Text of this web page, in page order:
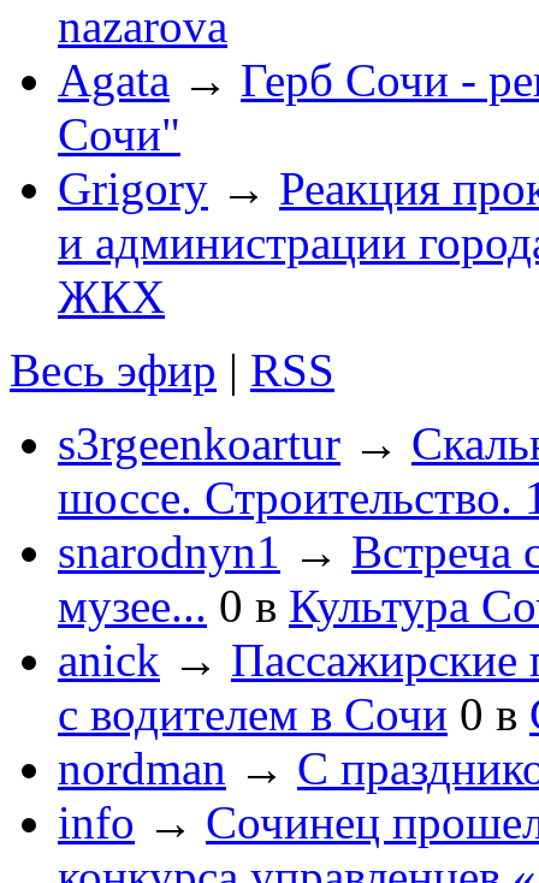
nazarova
Agata → Герб Сочи -
Сочи"
Grigory → Реакция
и администрации
ЖКХ
Весь эфир | RSS
s3rgeenkoartur →
шоссе. Строительство.
snarodnyn1 → Встреча
музее... 0 в Культура
anick → Пассажирские
с водителем в Сочи 0 в
nordman → С
info → Сочинец